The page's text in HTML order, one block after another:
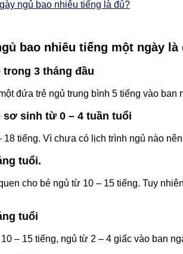
bao nhiêu tiếng một ngày là
3 tháng đầu
đứa trẻ ngủ trung bình 5 tiếng vào
sơ sinh từ 0 – 4 tuần tuổi
18 tiếng. Vì chưa có lịch trình ngủ nào
tuổi.
cho bé ngủ từ 10 – 15 tiếng. Tuy
tuổi
– 15 tiếng, ngủ từ 2 – 4 giấc vào ban